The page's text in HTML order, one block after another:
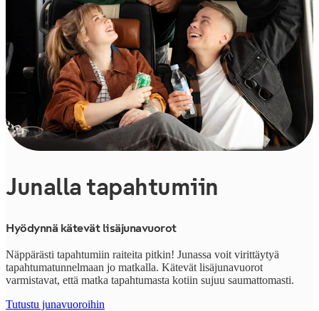
Junalla tapahtumiin
Hyödynnä kätevät lisäjunavuorot
Näppärästi tapahtumiin raiteita pitkin! Junassa voit virittäytyä
tapahtumatunnelmaan jo matkalla. Kätevät lisäjunavuorot
varmistavat, että matka tapahtumasta kotiin sujuu saumattomasti.
Tutustu junavuoroihin